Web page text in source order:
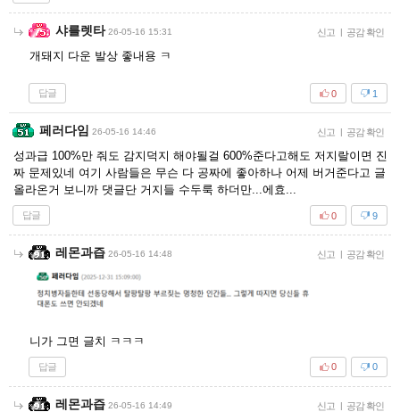
샤를렛타 26-05-16 15:31 신고 | 공감 확인
개돼지 다운 발상 좋내용 ㅋ
답글 1
0
페러다임 26-05-16 14:46 신고 | 공감 확인
성과급 100%만 줘도 감지덕지 해야될걸 600%준다고해도 저지랄이면 진
짜 문제있네 여기 사람들은 무슨 다 공짜에 좋아하나 어제 버거준다고 글
올라온거 보니까 댓글단 거지들 수두룩 하더만...에효...
답글 9
0
레몬과즙 26-05-16 14:48 신고 | 공감 확인
니가 그면 글치 ㅋㅋㅋ
답글 0
0
레몬과즙 26-05-16 14:49 신고 | 공감 확인